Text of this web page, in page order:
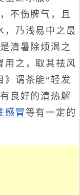
不伤脾气，且
，乃浅易中之最
清暑除烦渴之
用之，取其祛风
》谓茶能“轻发
良好的清热解
感冒 等有一定的